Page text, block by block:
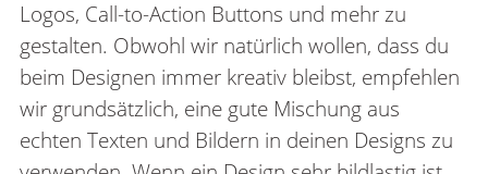
Logos, Call-to-Action Buttons und mehr zu
gestalten. Obwohl wir natürlich wollen, dass du
beim Designen immer kreativ bleibst, empfehlen
wir grundsätzlich, eine gute Mischung aus
echten Texten und Bildern in deinen Designs zu